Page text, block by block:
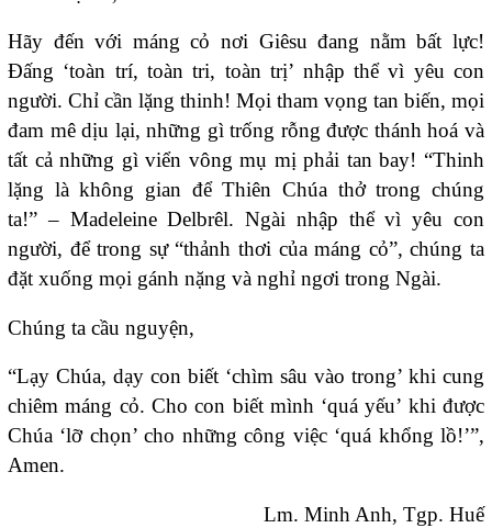
Hãy đến với máng cỏ nơi Giêsu đang nằm bất lực!
Đấng ‘toàn trí, toàn tri, toàn trị’ nhập thể vì yêu con
người. Chỉ cần lặng thinh! Mọi tham vọng tan biến, mọi
đam mê dịu lại, những gì trống rỗng được thánh hoá và
tất cả những gì viển vông mụ mị phải tan bay! “Thinh
lặng là không gian để Thiên Chúa thở trong chúng
ta!” – Madeleine Delbrêl. Ngài nhập thể vì yêu con
người, để trong sự “thảnh thơi của máng cỏ”, chúng ta
đặt xuống mọi gánh nặng và nghỉ ngơi trong Ngài.
Chúng ta cầu nguyện,
“Lạy Chúa, dạy con biết ‘chìm sâu vào trong’ khi cung
chiêm máng cỏ. Cho con biết mình ‘quá yếu’ khi được
Chúa ‘lỡ chọn’ cho những công việc ‘quá khổng lồ!’”,
Amen.
Lm. Minh Anh, Tgp. Huế